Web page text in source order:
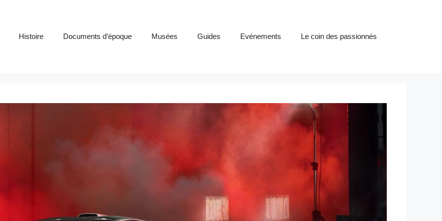
Histoire Documents d’époque Musées Guides Evénements Le coin des passionnés